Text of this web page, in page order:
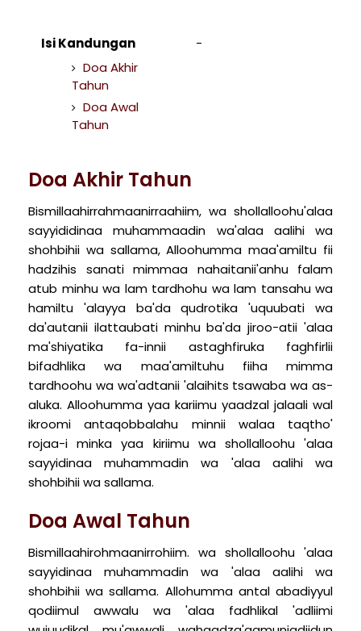
Isi Kandungan
Doa Akhir
Tahun
Doa Awal
Tahun
Doa Akhir Tahun
Bismillaahirrahmaanirraahiim, wa shollalloohu'alaa
sayyididinaa muhammaadin wa'alaa aalihi wa
shohbihii wa sallama, Alloohumma maa'amiltu fii
hadzihis sanati mimmaa nahaitanii'anhu falam
atub minhu wa lam tardhohu wa lam tansahu wa
hamiltu 'alayya ba'da qudrotika 'uquubati wa
da'autanii ilattaubati minhu ba'da jiroo-atii 'alaa
ma'shiyatika fa-innii astaghfiruka faghfirlii
bifadhlika wa maa'amiltuhu fiiha mimma
tardhoohu wa wa'adtanii 'alaihits tsawaba wa as-
aluka. Alloohumma yaa kariimu yaadzal jalaali wal
ikroomi antaqobbalahu minnii walaa taqtho'
rojaa-i minka yaa kiriimu wa shollalloohu 'alaa
sayyidinaa muhammadin wa 'alaa aalihi wa
shohbihii wa sallama.
Doa Awal Tahun
Bismillaahirohmaanirrohiim. wa shollalloohu 'alaa
sayyidinaa muhammadin wa 'alaa aalihi wa
shohbihii wa sallama. Allohumma antal abadiyyul
qodiimul awwalu wa 'alaa fadhlikal 'adliimi